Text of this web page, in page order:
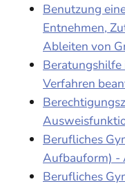
Benutzung
Entnehmen,
Ableiten von
Verfahren
Berufliches
Aufbauform) -
Berufliches